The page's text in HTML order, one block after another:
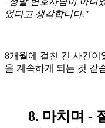
었다고 생각합니다."
8개월에 걸친 긴 사건이
을 계속하게 되는 것 같
8. 마치며 -